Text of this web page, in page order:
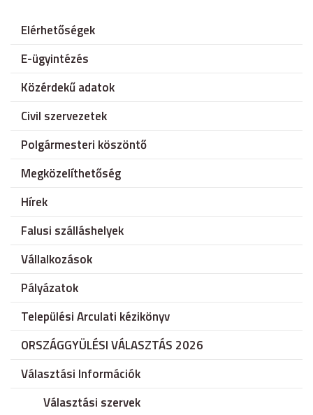
Elérhetőségek
E-ügyintézés
Közérdekű adatok
Civil szervezetek
Polgármesteri köszöntő
Megközelíthetőség
Hírek
Falusi szálláshelyek
Vállalkozások
Pályázatok
Települési Arculati kézikönyv
ORSZÁGGYÜLÉSI VÁLASZTÁS 2026
Választási Információk
Választási szervek